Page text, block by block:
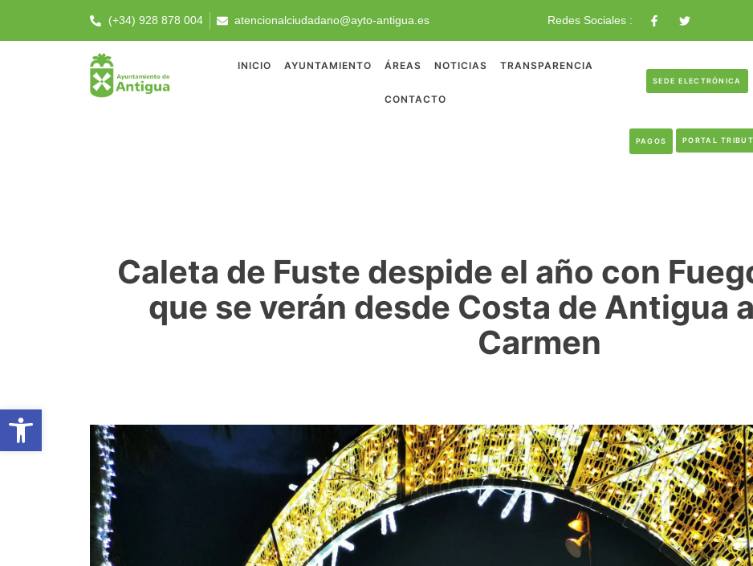
(+34) 928 878 004 atencionalciudadano@ayto-antigua.es Redes Sociales :
INICIO AYUNTAMIENTO ÁREAS NOTICIAS TRANSPARENCIA
CONTACTO
SEDE ELECTRÓNICA
PAGOS PORTAL
Caleta de Fuste despide el año con
que se verán desde Costa de Antigua
Carmen
Abrir barra de herramientas